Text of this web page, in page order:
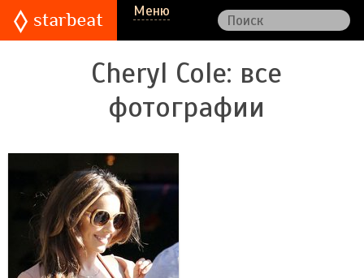
Меню
Cheryl Cole: все
фотографии